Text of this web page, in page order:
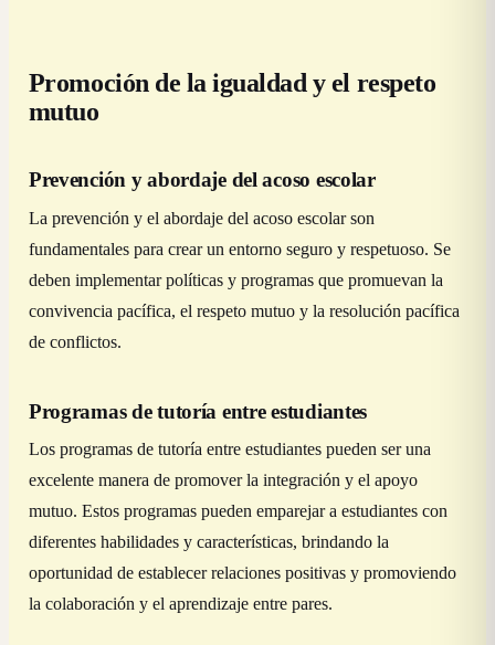
Promoción de la igualdad y el respeto
mutuo
Prevención y abordaje del acoso escolar
La prevención y el abordaje del acoso escolar son
fundamentales para crear un entorno seguro y respetuoso. Se
deben implementar políticas y programas que promuevan la
convivencia pacífica, el respeto mutuo y la resolución pacífica
de conflictos.
Programas de tutoría entre estudiantes
Los programas de tutoría entre estudiantes pueden ser una
excelente manera de promover la integración y el apoyo
mutuo. Estos programas pueden emparejar a estudiantes con
diferentes habilidades y características, brindando la
oportunidad de establecer relaciones positivas y promoviendo
la colaboración y el aprendizaje entre pares.